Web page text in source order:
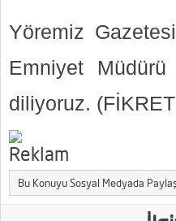
Yöremiz
Emniyet
diliyoruz.
Bu Konuyu Sosyal Medyada